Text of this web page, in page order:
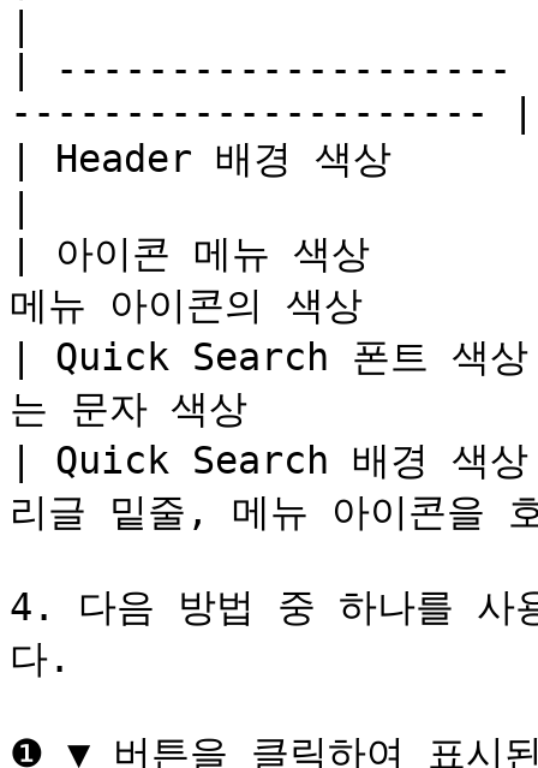
|
--------------------- |
| Header 배경 색상
| 아이콘 메뉴 색상
메뉴 아이콘의 색상
| Quick Search 폰트 색
는 문자 색상
| Quick Search 배경 색
리글 밑줄, 메뉴 아이콘을
4. 다음 방법 중 하나를 사
다.
❶ ▼ 버튼을 클릭하여 표시